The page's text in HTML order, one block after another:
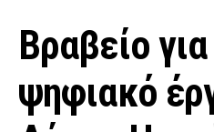
Βραβείο
ψηφιακό